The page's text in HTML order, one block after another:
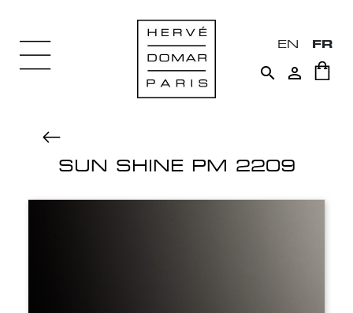
EN FR
 
SUN SHINE PM 2209